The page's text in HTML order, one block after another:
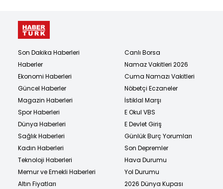
Son Dakika Haberleri
Haberler
Ekonomi Haberleri
Güncel Haberler
Magazin Haberleri
Spor Haberleri
Dünya Haberleri
Sağlık Haberleri
Kadın Haberleri
Teknoloji Haberleri
Memur ve Emekli Haberleri
Altın Fiyatları
Canlı Borsa
Namaz Vakitleri 2026
Cuma Namazı Vakitleri
Nöbetçi Eczaneler
İstiklal Marşı
E Okul VBS
E Devlet Giriş
Günlük Burç Yorumları
Son Depremler
Hava Durumu
Yol Durumu
2026 Dünya Kupası